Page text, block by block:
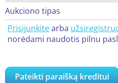
Aukciono tipas
Prisijunkitearba
norėdami naudotis pilnu
Pateikti paraišką kreditui